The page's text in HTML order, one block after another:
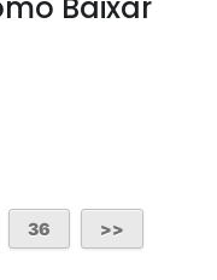
Baixar
36